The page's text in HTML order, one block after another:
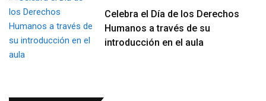
Celebra el Día de los Derechos
Humanos a través de su
introducción en el aula